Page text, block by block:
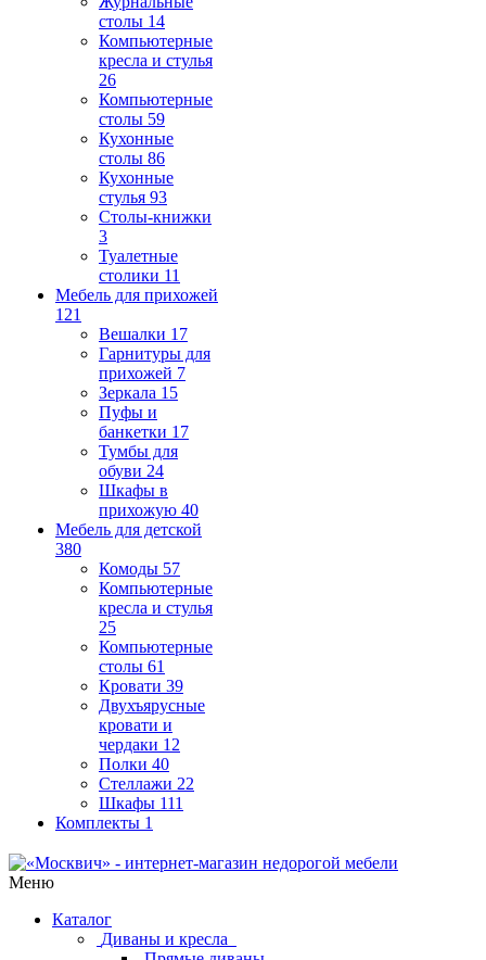
столы 14
Компьютерные
кресла и стулья
26
Компьютерные
столы 59
Кухонные
столы 86
Кухонные
стулья 93
Столы-книжки
3
Туалетные
столики 11
Мебель для прихожей
121
Вешалки 17
Гарнитуры для
прихожей 7
Зеркала 15
Пуфы и
банкетки 17
Тумбы для
обуви 24
Шкафы в
прихожую 40
Мебель для детской
380
Комоды 57
Компьютерные
кресла и стулья
25
Компьютерные
столы 61
Кровати 39
Двухъярусные
кровати и
чердаки 12
Полки 40
Стеллажи 22
Шкафы 111
Комплекты 1
Меню
Каталог
Диваны и кресла